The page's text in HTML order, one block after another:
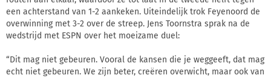
een achterstand van 1-2 aankeken. Uiteindelijk trok Feyenoord de
overwinning met 3-2 over de streep. Jens Toornstra sprak na de
wedstrijd met ESPN over het moeizame duel:
“Dit mag niet gebeuren. Vooral de kansen die je weggeeft, dat mag
echt niet gebeuren. We zijn beter, creëren overwicht, maar ook van